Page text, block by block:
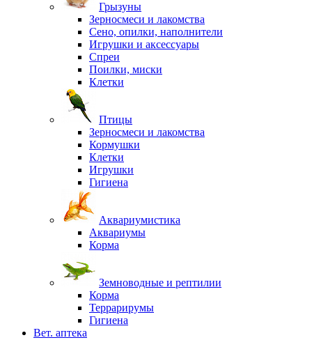
Грызуны
Зерносмеси и лакомства
Сено, опилки, наполнители
Игрушки и аксессуары
Спреи
Поилки, миски
Клетки
Птицы
Зерносмеси и лакомства
Кормушки
Клетки
Игрушки
Гигиена
Аквариумистика
Аквариумы
Корма
Земноводные и рептилии
Корма
Террарирумы
Гигиена
Вет. аптека